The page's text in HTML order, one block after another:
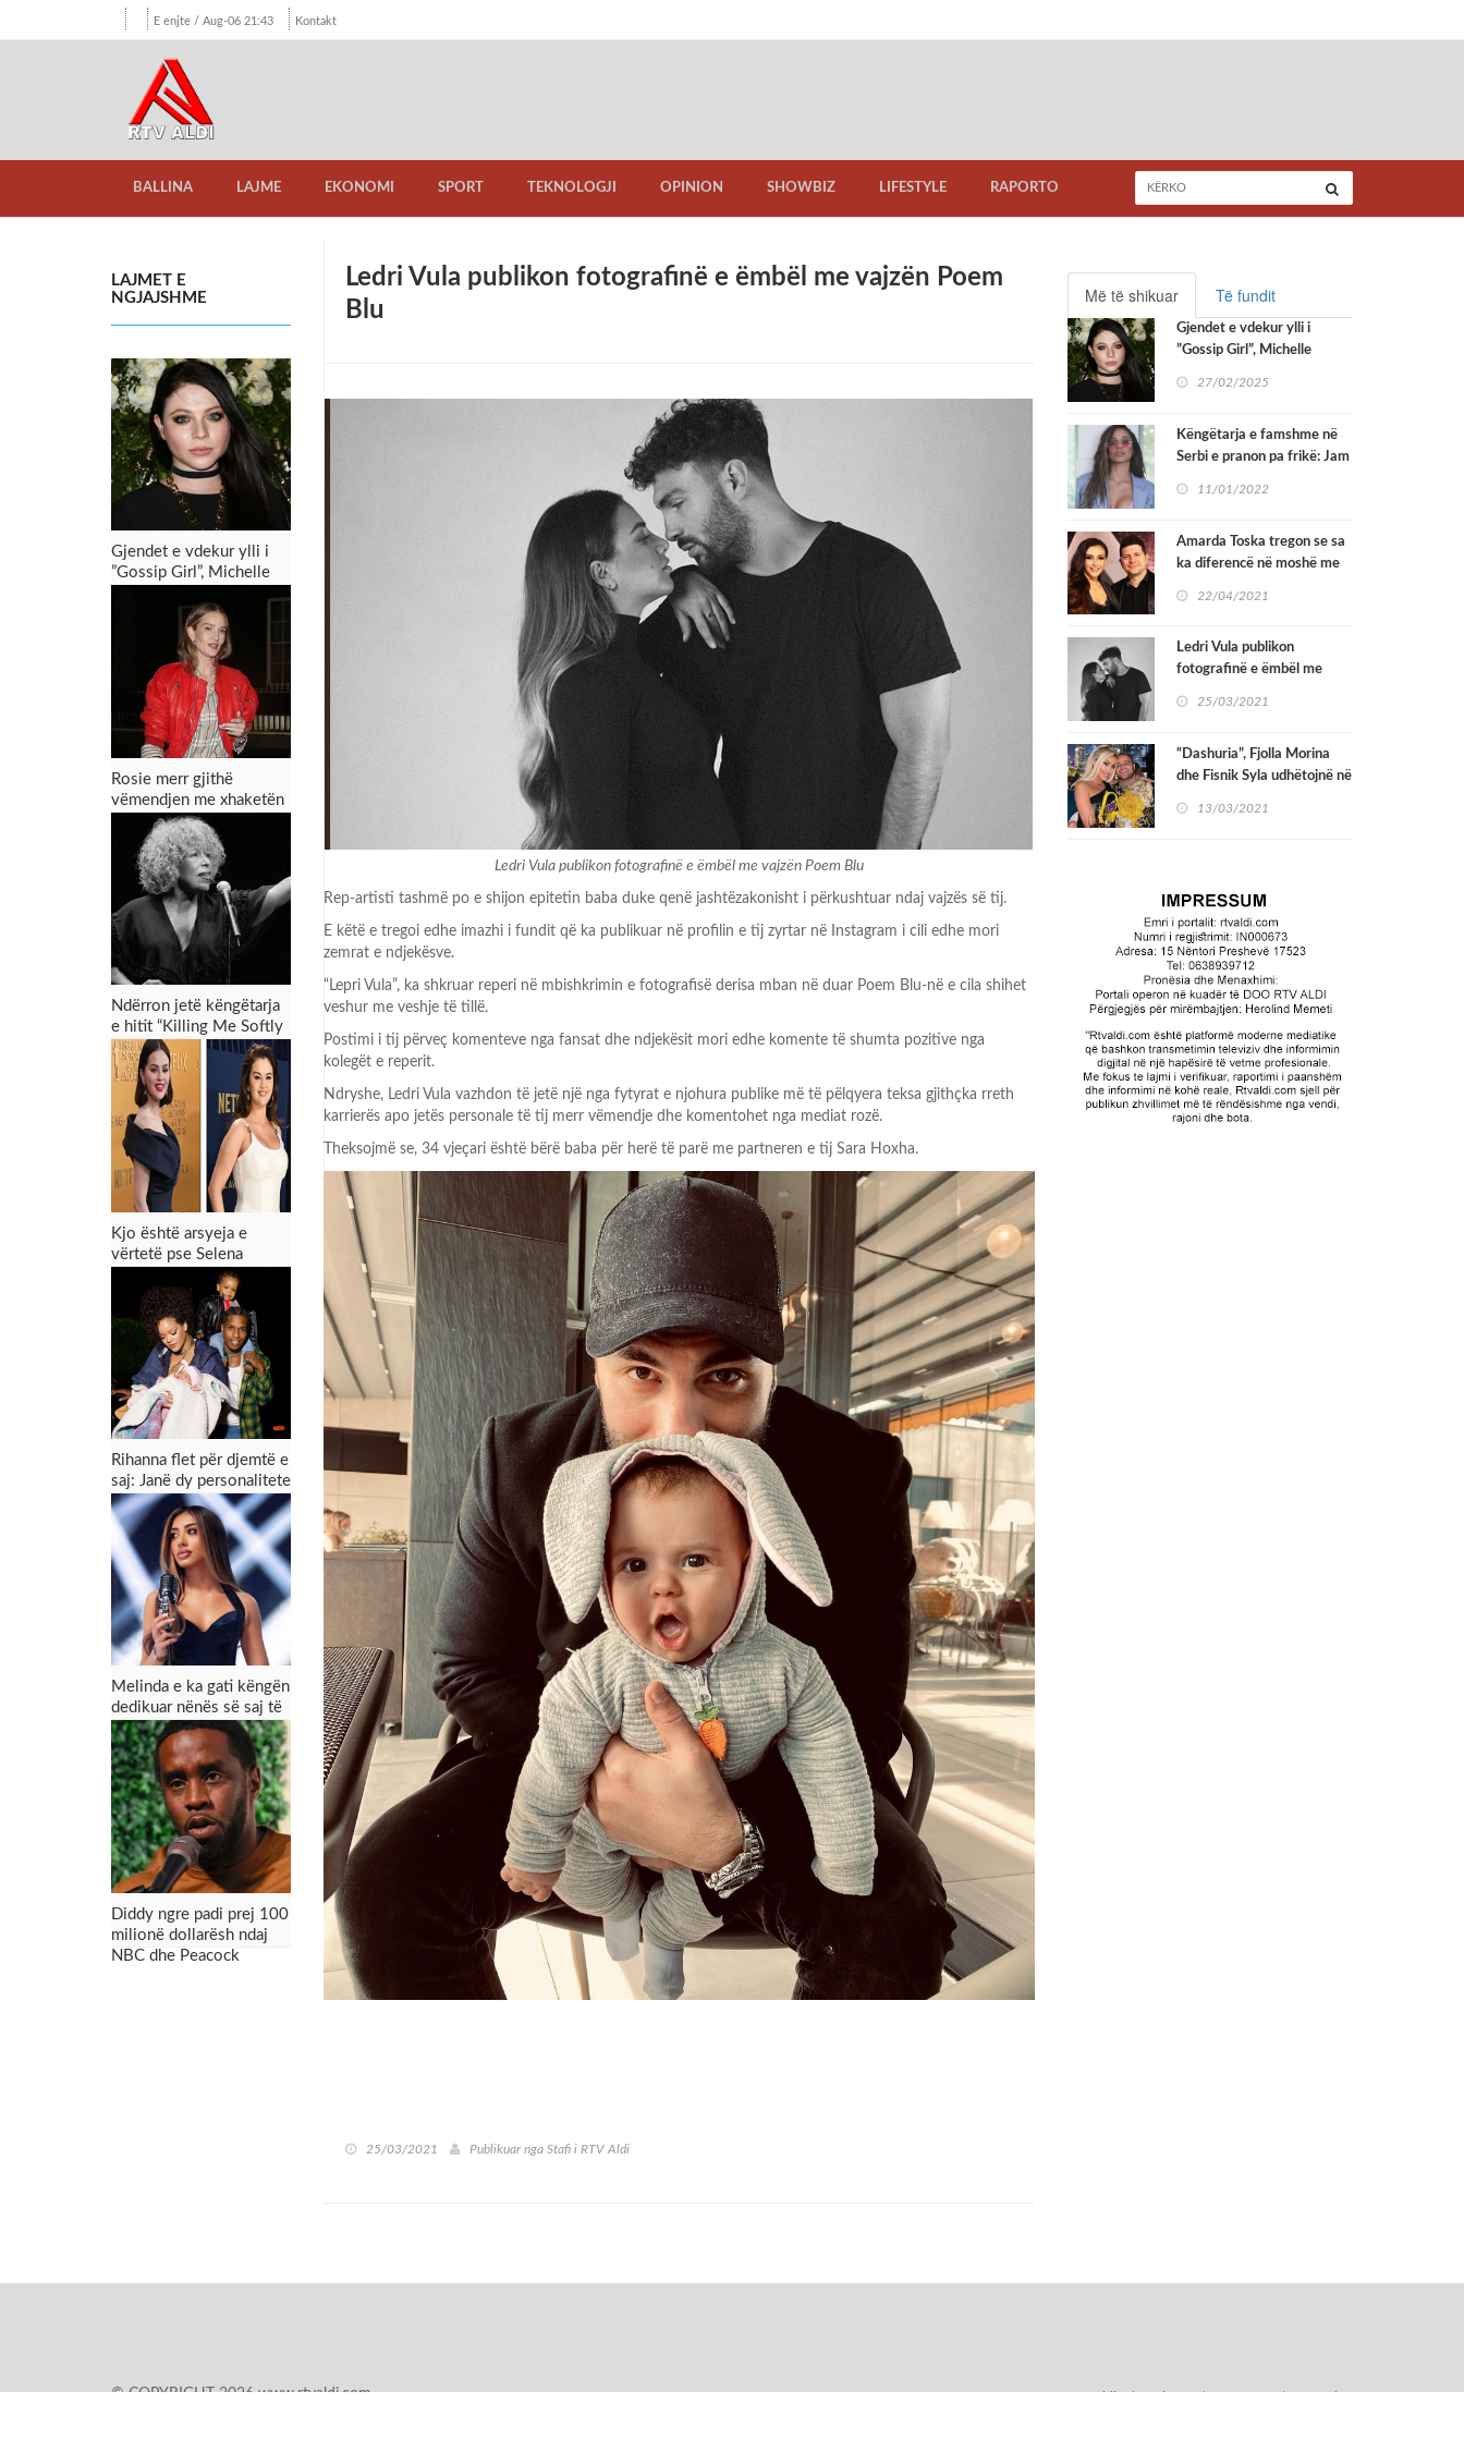
E enjte / Aug-06 21:43 Kontakt
BALLINA LAJME EKONOMI SPORT TEKNOLOGJI OPINION SHOWBIZ LIFESTYLE RAPORTO
LAJMET E
NGJAJSHME
Gjendet e vdekur ylli i
”Gossip Girl”, Michelle
Rosie merr gjithë
vëmendjen me xhaketën
e kuqe në festën e
Burberry
Ndërron jetë këngëtarja
e hitit “Killing Me Softly
With His Song”
Kjo është arsyeja e
vërtetë pse Selena
Gomez ka humbur peshë
Rihanna flet për djemtë e
saj: Janë dy personalitete
krejt të kundërta
Melinda e ka gati këngën
dedikuar nënës së saj të
ndjerë
Diddy ngre padi prej 100
milionë dollarësh ndaj
NBC dhe Peacock
Ledri Vula publikon fotografinë e ëmbël me vajzën Poem
Blu
Ledri Vula publikon fotografinë e ëmbël me vajzën Poem Blu
Rep-artisti tashmë po e shijon epitetin baba duke qenë jashtëzakonisht i përkushtuar ndaj vajzës së tij.
E këtë e tregoi edhe imazhi i fundit që ka publikuar në profilin e tij zyrtar në Instagram i cili edhe mori
zemrat e ndjekësve.
“Lepri Vula”, ka shkruar reperi në mbishkrimin e fotografisë derisa mban në duar Poem Blu-në e cila shihet
veshur me veshje të tillë.
Postimi i tij përveç komenteve nga fansat dhe ndjekësit mori edhe komente të shumta pozitive nga
kolegët e reperit.
Ndryshe, Ledri Vula vazhdon të jetë një nga fytyrat e njohura publike më të pëlqyera teksa gjithçka rreth
karrierës apo jetës personale të tij merr vëmendje dhe komentohet nga mediat rozë.
Theksojmë se, 34 vjeçari është bërë baba për herë të parë me partneren e tij Sara Hoxha.
25/03/2021 Publikuar nga Stafi i RTV Aldi
Më të shikuar Të fundit
Gjendet e vdekur ylli i
”Gossip Girl”, Michelle
27/02/2025
Këngëtarja e famshme në
Serbi e pranon pa frikë: Jam
11/01/2022
Amarda Toska tregon se sa
ka diferencë në moshë me
22/04/2021
Ledri Vula publikon
fotografinë e ëmbël me
25/03/2021
“Dashuria”, Fjolla Morina
dhe Fisnik Syla udhëtojnë në
13/03/2021
© COPYRIGHT 2026 www.rtvaldi.com Rtv Aldi Lajmet Raporto Kontakto